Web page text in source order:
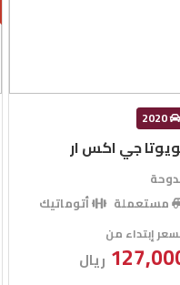
2020
جي اكس ار
مستعملة
أتوماتيك
إبتداء من
ريال